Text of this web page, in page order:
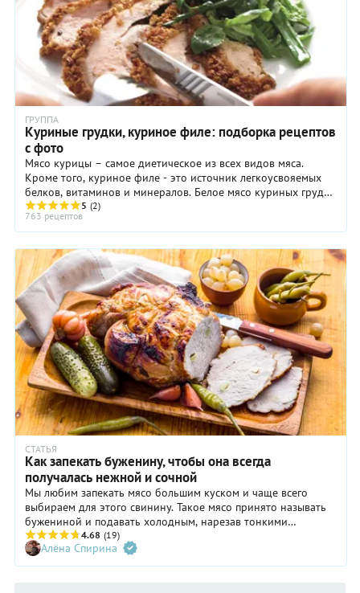
ГРУППА
Куриные грудки, куриное филе: подборка рецептов
с фото
Мясо курицы – самое диетическое из всех видов мяса.
Кроме того, куриное филе - это источник легкоусвояемых
белков, витаминов и минералов. Белое мясо куриных грудок
считается самым полезным, по минимальному содержанию
холестерина оно уступает только рыбе.
5 (2)
763 рецептов
СТАТЬЯ
Как запекать буженину, чтобы она всегда
получалась нежной и сочной
Мы любим запекать мясо большим куском и чаще всего
выбираем для этого свинину. Такое мясо принято называть
бужениной и подавать холодным, нарезав тонкими
ломтиками. Иногда буженина получается сочной и мягкой, а
другой раз серой, волокнистой и такой сухой, что без соуса
не протолкнуть. В чем дело и как добиться стабильно
4.68 (19)
Алёна Спирина